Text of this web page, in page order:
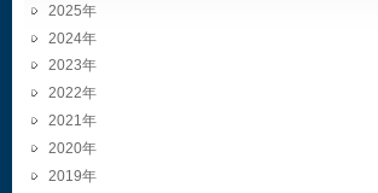
2025
2024
2023
2022
2021
2020
2019